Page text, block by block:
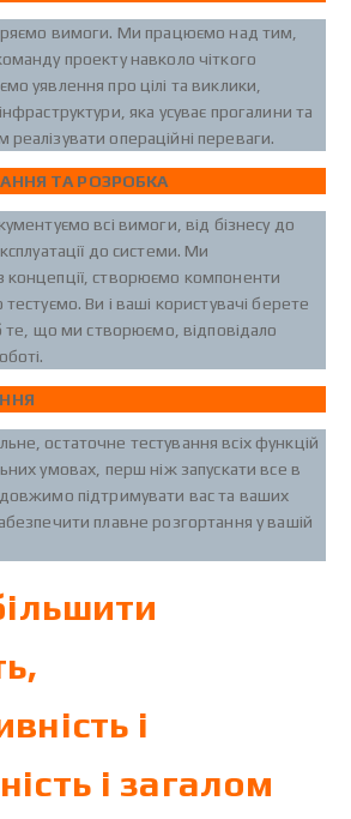
вимоги. Ми працюємо над тим,
проекту навколо чіткого
уявлення про цілі та виклики,
яка усуває прогалини та
операційні переваги.
ТА РОЗРОБКА
всі вимоги, від бізнесу до
до системи. Ми
концепції, створюємо компоненти
Ви і ваші користувачі берете
те, що ми створюємо, відповідало
остаточне тестування всіх функцій
умовах, перш ніж запускати все в
підтримувати вас та ваших
плавне розгортання у вашій
і
і загалом